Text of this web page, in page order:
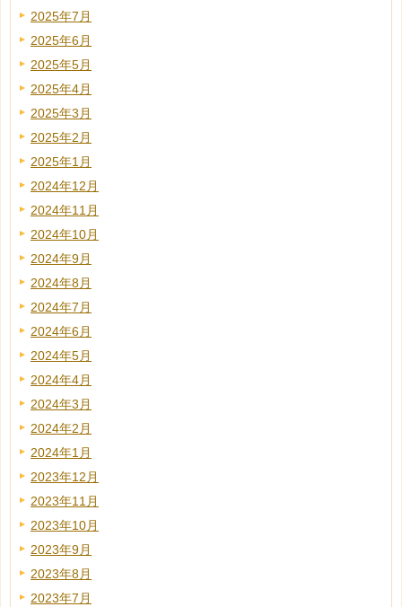
2025年7月
2025年6月
2025年5月
2025年4月
2025年3月
2025年2月
2025年1月
2024年12月
2024年11月
2024年10月
2024年9月
2024年8月
2024年7月
2024年6月
2024年5月
2024年4月
2024年3月
2024年2月
2024年1月
2023年12月
2023年11月
2023年10月
2023年9月
2023年8月
2023年7月